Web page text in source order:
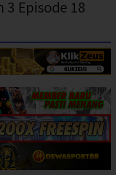
3 Episode 18